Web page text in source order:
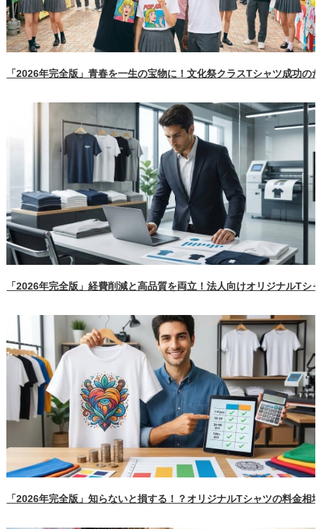
「2026年完全版」青春を一生の宝物に！文化祭クラスTシャツ成功
「2026年完全版」経費削減と高品質を両立！法人向けオリジナルT
「2026年完全版」知らないと損する！？オリジナルTシャツの料金